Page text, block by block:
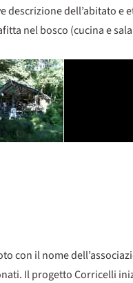
descrizione dell’abitato
nel bosco (cucina e
con il nome
Il progetto Corricelli